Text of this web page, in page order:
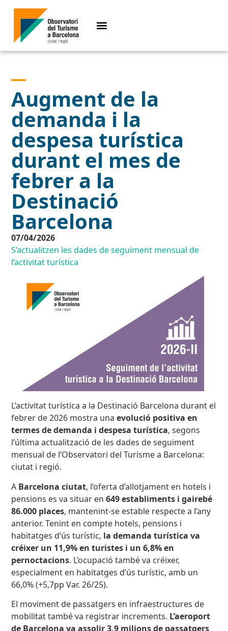
Augment de la
demanda i la
despesa turística
durant el mes de
febrer a la
Destinació
Barcelona
07/04/2026
S’actualitzen les dades de seguiment mensual de
l’activitat turística
L’activitat turística a la Destinació Barcelona durant el
febrer de 2026 mostra unaevolució positiva en
termes de demanda i despesa turística, segons
l’última actualització de les dades de seguiment
mensual de l’Observatori del Turisme a Barcelona:
ciutat i regió.
A Barcelona ciutat, l’oferta d’allotjament en hotels i
pensions es va situar en649 establiments i gairebé
86.000 places, mantenint-se estable respecte a l’any
anterior. Tenint en compte hotels, pensions i
habitatges d’ús turístic, la demanda turística va
créixer un 11,9% en turistes i un 6,8% en
pernoctacions. L’ocupació també va créixer,
especialment en habitatges d’ús turístic, amb un
66,0% (+5,7pp Var. 26/25).
El moviment de passatgers en infraestructures de
mobilitat també va registrar increments. L’aeroport
de Barcelona va assolir 3,9 milions de passatgers